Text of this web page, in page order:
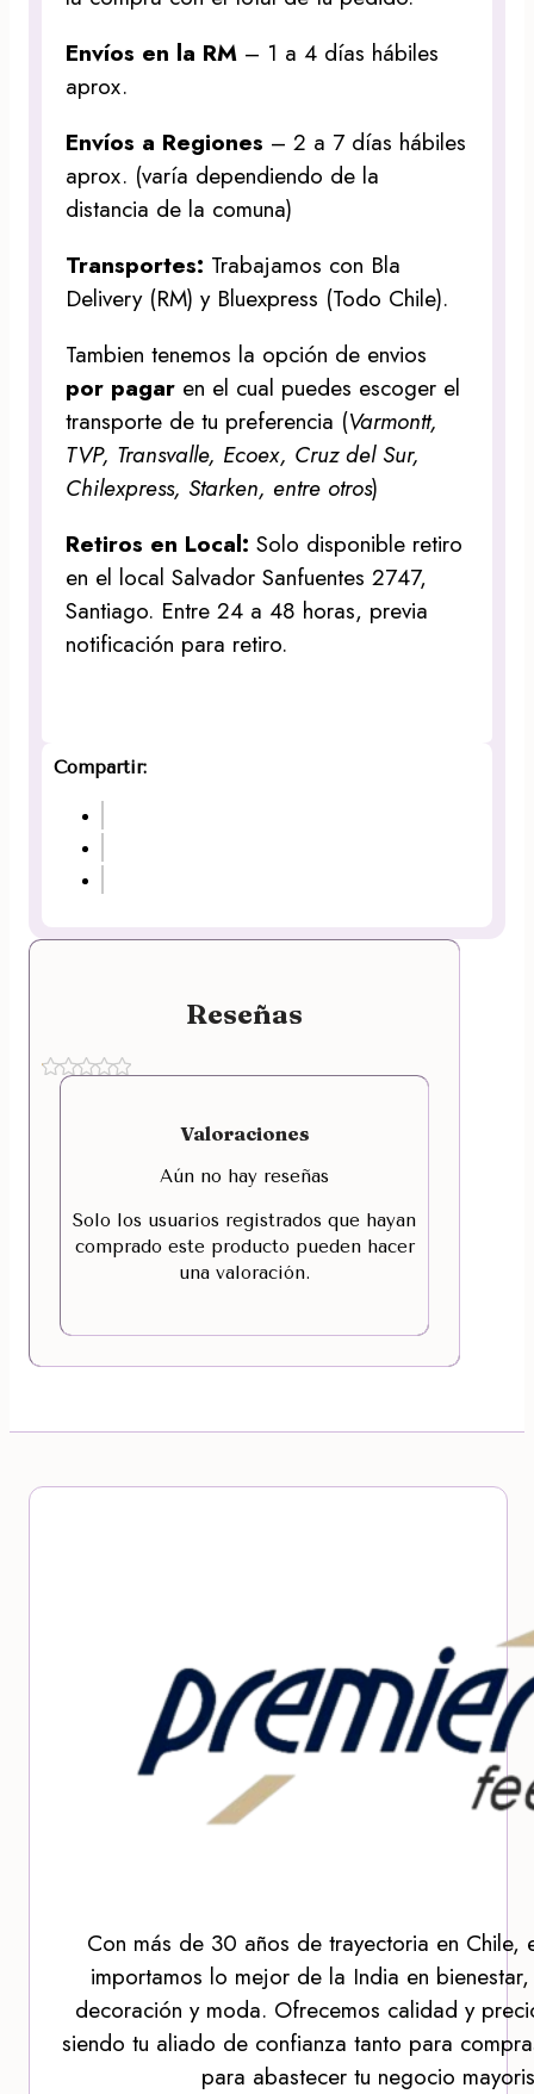
Envíos en la RM – 1 a 4 días hábiles
aprox.
Envíos a Regiones – 2 a 7 días hábiles
aprox. (varía dependiendo de la
distancia de la comuna)
Transportes: Trabajamos con Bla
Delivery (RM) y Bluexpress (Todo Chile).
Tambien tenemos la opción de envios
por pagar en el cual puedes escoger el
transporte de tu preferencia (Varmontt,
TVP, Transvalle, Ecoex, Cruz del Sur,
Chilexpress, Starken, entre otros)
Retiros en Local:Solo disponible retiro
en el local Salvador Sanfuentes 2747,
Santiago. Entre 24 a 48 horas, previa
notificación para retiro.
Compartir:
Reseñas
Valoraciones
Aún no hay reseñas
Solo los usuarios registrados que hayan
comprado este producto pueden hacer
una valoración.
Con más de 30 años de trayectoria en Chile,
importamos lo mejor de la India en
decoración y moda. Ofrecemos calidad y
siendo tu aliado de confianza tanto para
para abastecer tu negocio